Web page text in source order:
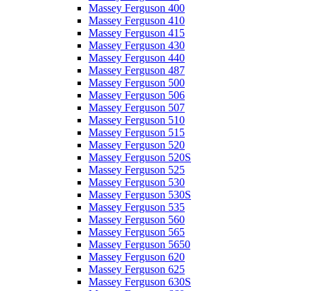
Massey Ferguson 400
Massey Ferguson 410
Massey Ferguson 415
Massey Ferguson 430
Massey Ferguson 440
Massey Ferguson 487
Massey Ferguson 500
Massey Ferguson 506
Massey Ferguson 507
Massey Ferguson 510
Massey Ferguson 515
Massey Ferguson 520
Massey Ferguson 520S
Massey Ferguson 525
Massey Ferguson 530
Massey Ferguson 530S
Massey Ferguson 535
Massey Ferguson 560
Massey Ferguson 565
Massey Ferguson 5650
Massey Ferguson 620
Massey Ferguson 625
Massey Ferguson 630S